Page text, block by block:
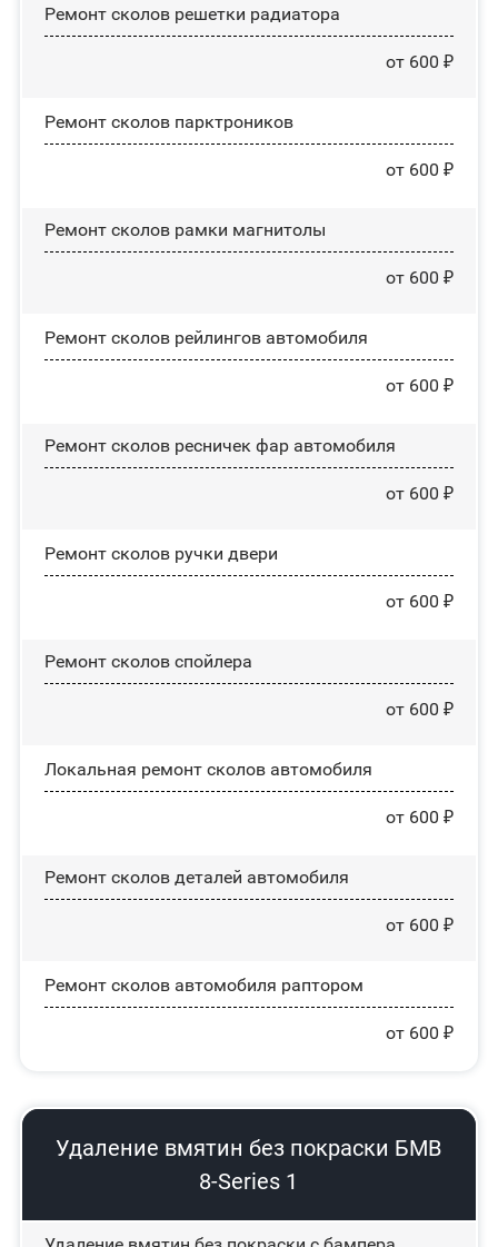
Ремонт сколов решетки радиатора
от 600 ₽
Ремонт сколов парктроников
от 600 ₽
Ремонт сколов рамки магнитолы
от 600 ₽
Ремонт сколов рейлингов автомобиля
от 600 ₽
Ремонт сколов ресничек фар автомобиля
от 600 ₽
Ремонт сколов ручки двери
от 600 ₽
Ремонт сколов спойлера
от 600 ₽
Локальная ремонт сколов автомобиля
от 600 ₽
Ремонт сколов деталей автомобиля
от 600 ₽
Ремонт сколов автомобиля раптором
от 600 ₽
Удаление вмятин без покраски БМВ
8-Series 1